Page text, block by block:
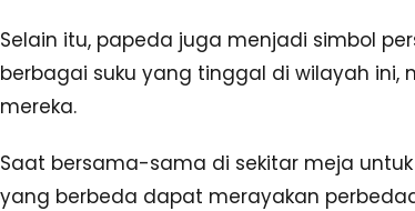
Selain itu, papeda juga menjadi simbol
berbagai suku yang tinggal di wilayah
mereka.
Saat bersama-sama di sekitar meja
yang berbeda dapat merayakan